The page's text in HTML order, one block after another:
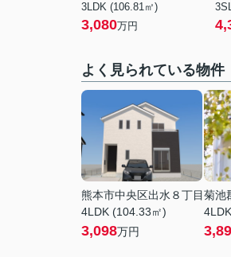
3LDK (106.81㎡)
3,080万円
よく見られている物件
熊本市中央区出水８丁目
4LDK (104.33㎡)
3,098万円
菊池